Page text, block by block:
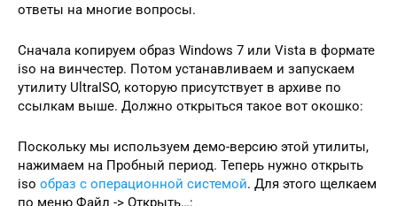
ответы на многие вопросы.
Сначала копируем образ Windows 7 или Vista в формате
iso на винчестер. Потом устанавливаем и запускаем
утилиту UltraISO, которую присутствует в архиве по
ссылкам выше. Должно открыться такое вот окошко:
Поскольку мы используем демо-версию этой утилиты,
нажимаем на Пробный период. Теперь нужно открыть
iso образ с операционной системой. Для этого щелкаем
по меню Файл -> Открыть…: